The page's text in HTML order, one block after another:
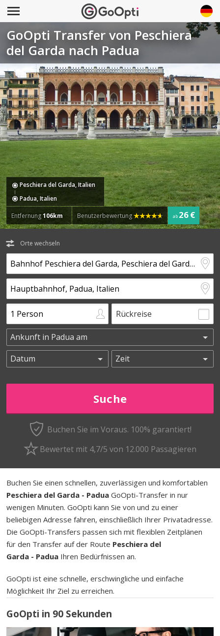
GoOpti Transfer von Peschiera
del Garda nach Padua
Peschiera del Garda, Italien
Padua, Italien
Entfernung106km Benutzerbewertung ab 26 €
Orte wechseln
Rückreise
Buchen Sie im Voraus. 100% garantiert!
Bewertet mit 4,7/5 von 12.000 Passagieren
Buchen Sie einen schnellen, zuverlässigen und komfortablen
Peschiera del Garda - Padua GoOpti-Transfer in nur
wenigen Minuten. GoOpti kann Sie von und zu einer
beliebigen Adresse fahren, einschließlich Ihrer Privatadresse.
Die GoOpti-Transfers passen sich mit flexiblen Zeitplänen
für den Transfer auf der Route Peschiera del
Garda - Padua Ihren Bedürfnissen an.
GoOpti ist eine schnelle, erschwingliche und einfache
Möglichkeit Ihr Ziel zu erreichen.
GoOpti in 90 Sekunden